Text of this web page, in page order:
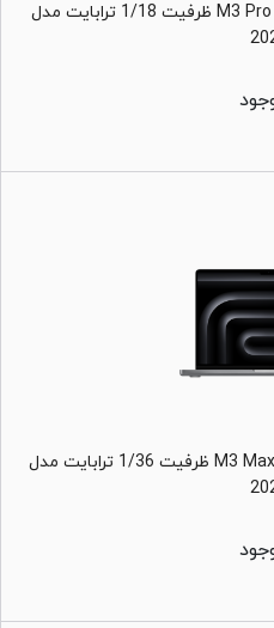
مک بوک پرو 14 اینچ M3 Pro (12C-18C) ظرفیت 1/18 ترابایت مدل
مک بوک پرو 14 اینچ M3 Max (14C-30C) ظرفیت 1/36 ترابایت مدل